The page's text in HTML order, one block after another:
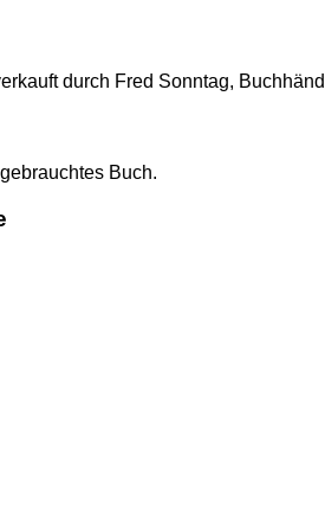
durch Fred Sonntag,
Buch.